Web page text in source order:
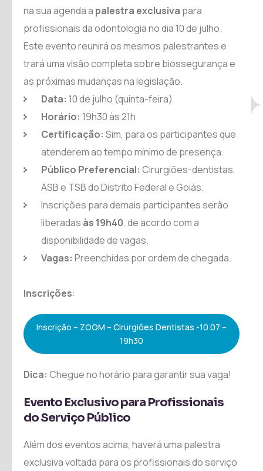
na sua agenda a palestra exclusiva para
profissionais da odontologia no dia 10 de julho.
Este evento reunirá os mesmos palestrantes e
trará uma visão completa sobre biossegurança e
as próximas mudanças na legislação.
Data: 10 de julho (quinta-feira)
Horário: 19h30 às 21h
Certificação: Sim, para os participantes que
atenderem ao tempo mínimo de presença.
Público Preferencial: Cirurgiões-dentistas,
ASB e TSB do Distrito Federal e Goiás.
Inscrições para demais participantes serão
liberadas às 19h40, de acordo com a
disponibilidade de vagas.
Vagas: Preenchidas por ordem de chegada.
Inscrições:
Inscrição – ZOOM – Cirurgiões Dentistas -10 07 –
19h30
Dica: Chegue no horário para garantir sua vaga!
Evento Exclusivo para Profissionais
do Serviço Público
Além dos eventos acima, haverá uma palestra
exclusiva voltada para os profissionais do serviço